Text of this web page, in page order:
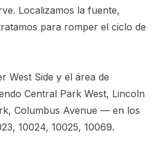
Localizamos la fuente,
para romper el ciclo de
West Side y el área de
Central Park West, Lincoln
Columbus Avenue — en los
10024, 10025, 10069.